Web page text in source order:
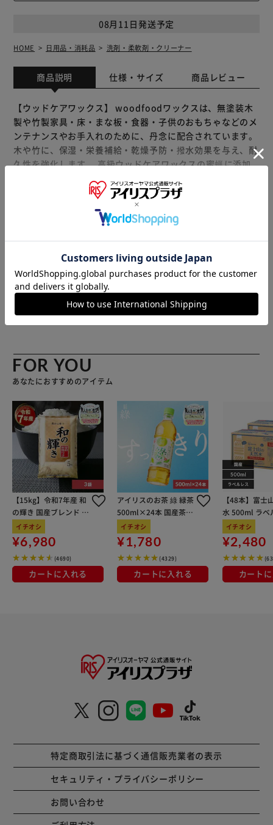
08月11日発送予定
HOME 日用品・消耗品 洗剤・柔軟剤・クリーナー
商品説明 仕様・サイズ 商品レビュー
【ウッドケアワックス】 woodfoodワックスは、無塗装木
製や竹製家具・床・まな板・食器・子供のおもちゃなどのメ
ンテナンスやお手入れのために、丹念に配合されています。
木や竹に、保湿・栄養補給・乾燥予防・撥水効果を与え、耐
久性を強化します。 高級ウッドケアワックスの蜜蝋に添加
している天然エッセンシャルオイルには抗菌効果がありま
す。 100％天然の蜜蝋と食品安全性の高いオイルから製造さ
れています。塗りやすく、少量で済む経済的なソフトワック
スです。 【ウッドケアオイル】 woodfoodオイルは、無塗
す。 木や竹に、保湿・栄養補給・乾燥予防・撥水効果を与
え、耐久性を強化します。 高級ウッドケアオイルに添加し
ている天然エッセンシャルオイルには抗菌効果があります。
100％食品安全性の高いオイルから製造されています。最高
品質の万能オイルは、べたつかず、簡単に塗布することがで
もっと見る
※製品は予告なく仕様を変更する場合がございます。あらか
じめご了承ください。
販売元(特定商取引法に基づく表記)：BACKYARD FAMILY
アイリスプラザ店
FOR YOU
あなたにおすすめのアイテム
【15kg】令和7年産 和
の輝き 国産ブレンド 5
kg×3袋
イチオシ
¥6,980
(4690)
カートに入れる
アイリスのお茶 綠 緑茶
500ml×24本 国産茶葉
100％使用
イチオシ
¥1,780
(4329)
カートに入れる
【48本】富士
水 500ml ラベ
イチオシ
¥2,480
カート
特定商取引法に基づく通信販売業者の表示
セキュリティ・プライバシーポリシー
お問い合わせ